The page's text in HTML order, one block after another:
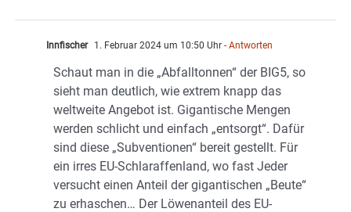
Innfischer 1. Februar 2024 um 10:50 Uhr - Antworten
Schaut man in die „Abfalltonnen“ der BIG5, so
sieht man deutlich, wie extrem knapp das
weltweite Angebot ist. Gigantische Mengen
werden schlicht und einfach „entsorgt“. Dafür
sind diese „Subventionen“ bereit gestellt. Für
ein irres EU-Schlaraffenland, wo fast Jeder
versucht einen Anteil der gigantischen „Beute“
zu erhaschen… Der Löwenanteil des EU-